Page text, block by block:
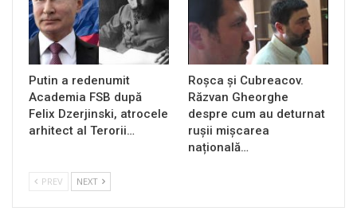
Putin a redenumit
Academia FSB după
Felix Dzerjinski, atrocele
arhitect al Terorii…
Roșca și Cubreacov.
Răzvan Gheorghe
despre cum au deturnat
rușii mișcarea
națională…
PREV NEXT